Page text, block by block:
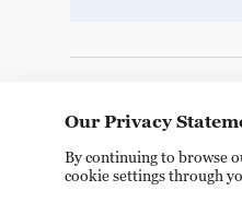
Our Privacy
By continuing to browse
cookie settings through